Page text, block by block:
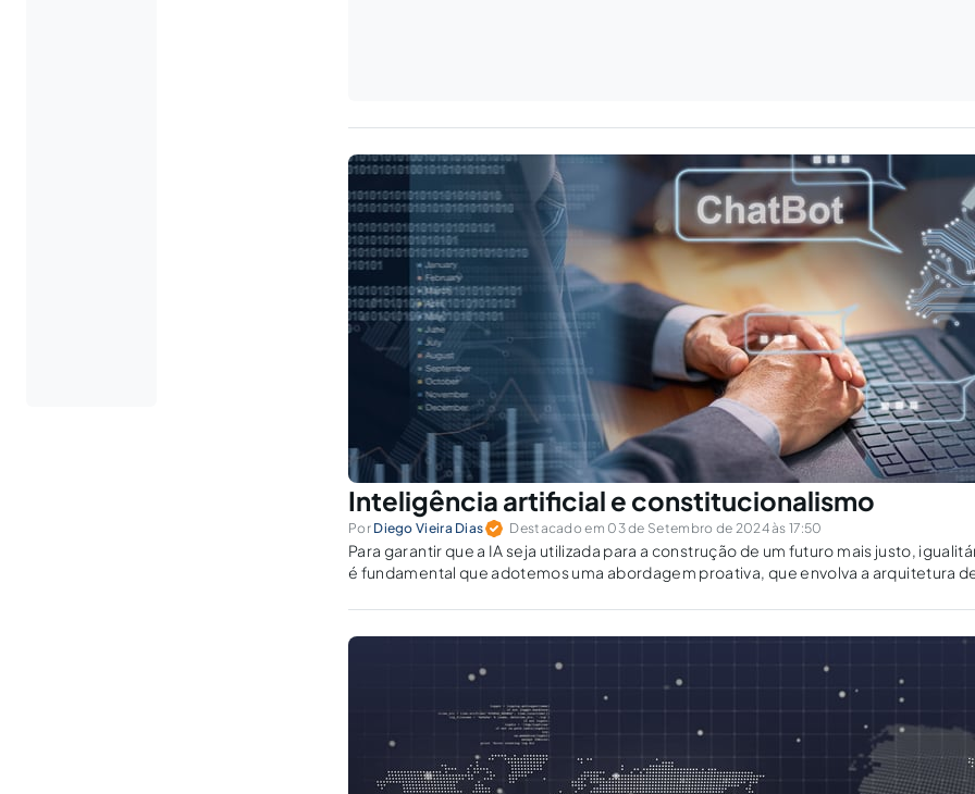
Inteligência artificial e constitucionalismo
Por Diego Vieira Dias Destacado em 03 de Setembro de 2024 às 17:50
Para garantir que a IA seja utilizada para a construção de um futuro mais justo,
é fundamental que adotemos uma abordagem proativa, que envolva a arquitetura